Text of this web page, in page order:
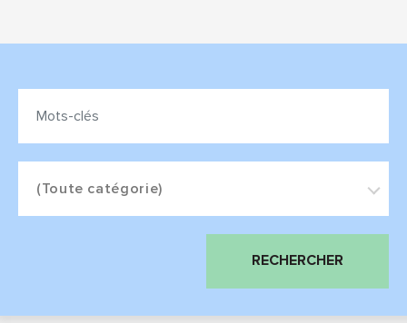
clés
(Toute catégorie)
RECHERCHER